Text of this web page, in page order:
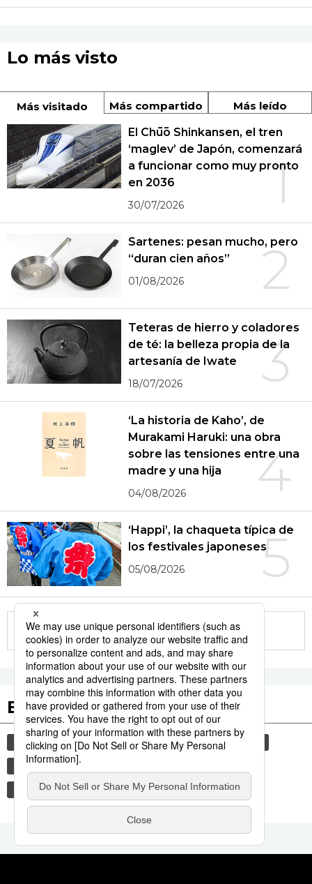
Lo más visto
Más visitado Más compartido Más leído
1
El Chūō Shinkansen, el tren
‘maglev’ de Japón, comenzará
a funcionar como muy pronto
en 2036
30/07/2026
2
Sartenes: pesan mucho, pero
“duran cien años”
01/08/2026
3
Teteras de hierro y coladores
de té: la belleza propia de la
artesanía de Iwate
18/07/2026
4
‘La historia de Kaho’, de
Murakami Haruki: una obra
sobre las tensiones entre una
madre y una hija
04/08/2026
5
‘Happi’, la chaqueta típica de
los festivales japoneses
05/08/2026
More in this series
Etiquetas destacadas
cultura sociedad gastronomía
vida
jiji press
tradiciones
costumbres